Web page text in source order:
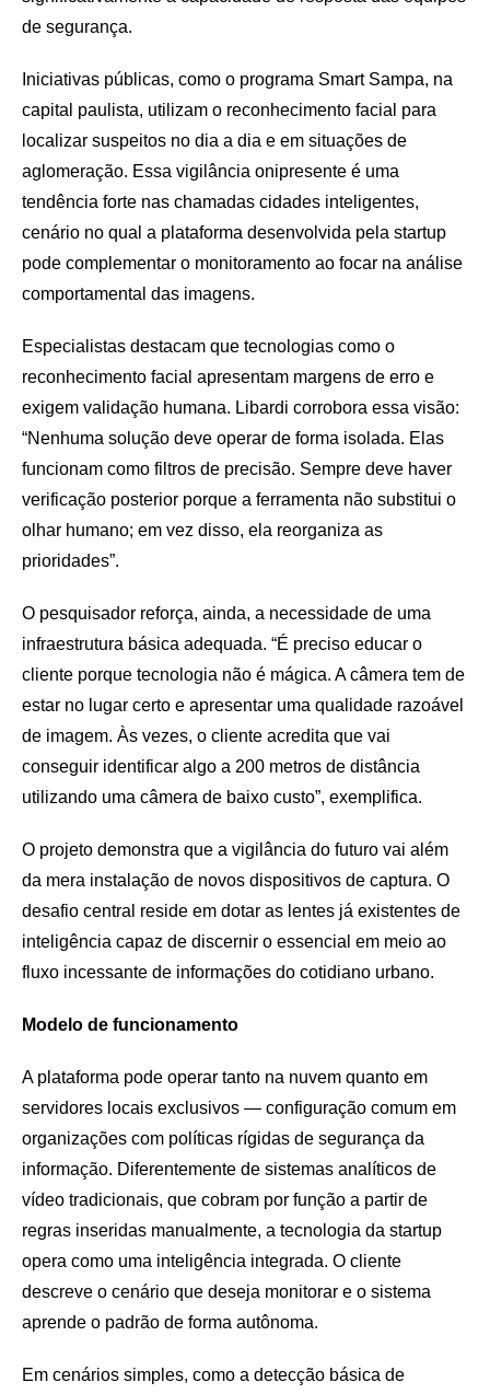
de segurança.
Iniciativas públicas, como o programa Smart Sampa, na
capital paulista, utilizam o reconhecimento facial para
localizar suspeitos no dia a dia e em situações de
aglomeração. Essa vigilância onipresente é uma
tendência forte nas chamadas cidades inteligentes,
cenário no qual a plataforma desenvolvida pela startup
pode complementar o monitoramento ao focar na análise
comportamental das imagens.
Especialistas destacam que tecnologias como o
reconhecimento facial apresentam margens de erro e
exigem validação humana. Libardi corrobora essa visão:
“Nenhuma solução deve operar de forma isolada. Elas
funcionam como filtros de precisão. Sempre deve haver
verificação posterior porque a ferramenta não substitui o
olhar humano; em vez disso, ela reorganiza as
prioridades”.
O pesquisador reforça, ainda, a necessidade de uma
infraestrutura básica adequada. “É preciso educar o
cliente porque tecnologia não é mágica. A câmera tem de
estar no lugar certo e apresentar uma qualidade razoável
de imagem. Às vezes, o cliente acredita que vai
conseguir identificar algo a 200 metros de distância
utilizando uma câmera de baixo custo”, exemplifica.
O projeto demonstra que a vigilância do futuro vai além
da mera instalação de novos dispositivos de captura. O
desafio central reside em dotar as lentes já existentes de
inteligência capaz de discernir o essencial em meio ao
fluxo incessante de informações do cotidiano urbano.
Modelo de funcionamento
A plataforma pode operar tanto na nuvem quanto em
servidores locais exclusivos — configuração comum em
organizações com políticas rígidas de segurança da
informação. Diferentemente de sistemas analíticos de
vídeo tradicionais, que cobram por função a partir de
regras inseridas manualmente, a tecnologia da startup
opera como uma inteligência integrada. O cliente
descreve o cenário que deseja monitorar e o sistema
aprende o padrão de forma autônoma.
Em cenários simples, como a detecção básica de